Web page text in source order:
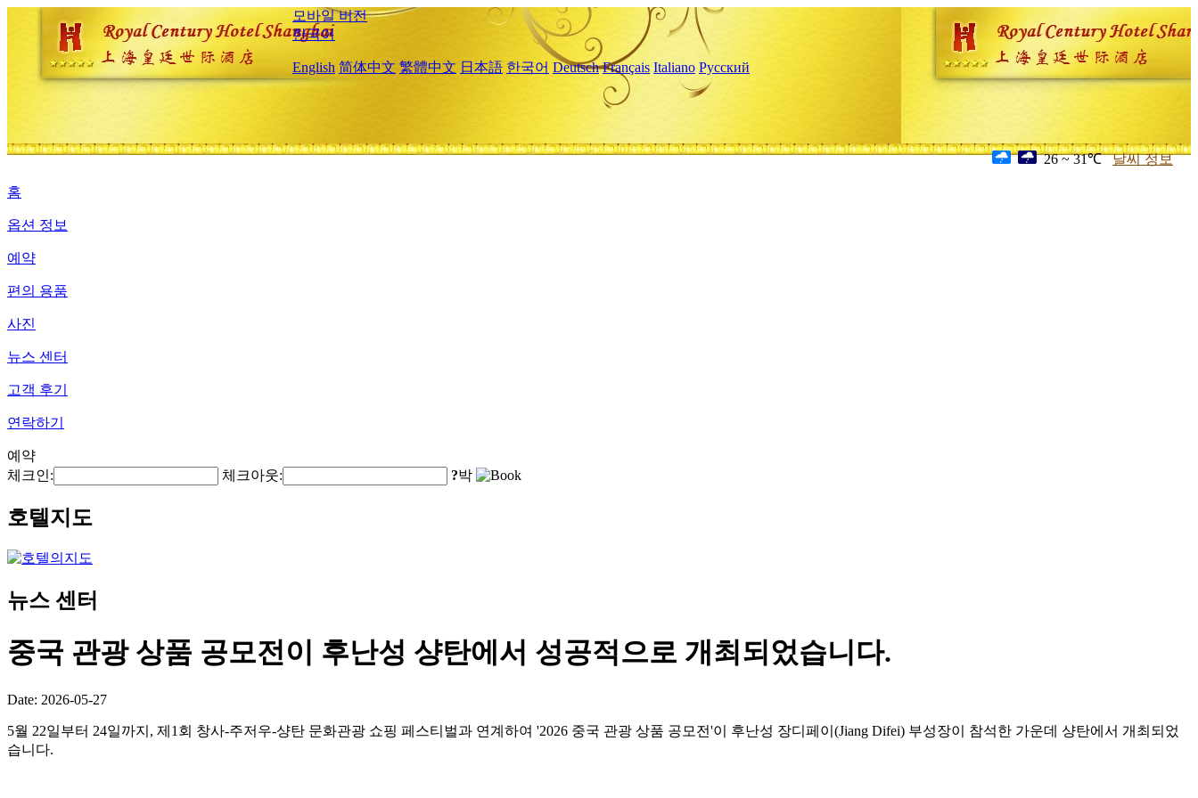
모바일 버전
한국어
English 简体中文 繁體中文 日本語 한국어 Deutsch Français Italiano Русский
26 ~ 31℃ 날씨 정보
홈
옵션 정보
예약
편의 용품
사진
뉴스 센터
고객 후기
연락하기
예약
체크인:
체크아웃: ?박
호텔지도
뉴스 센터
중국 관광 상품 공모전이 후난성 샹탄에서 성공적으로 개최되었습니다.
Date: 2026-05-27
5월 22일부터 24일까지, 제1회 창사-주저우-샹탄 문화관광 쇼핑 페스티벌과 연계하여 '2026 중국 관광 상품 공모전'이 후난성 장디페이(Jiang Difei) 부성장이 참석한 가운데 샹탄에서 개최되었
습니다.